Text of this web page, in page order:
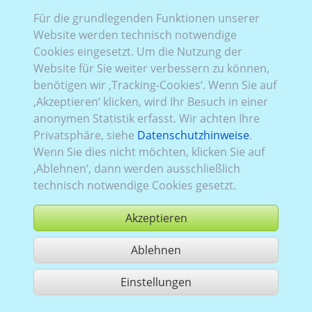
kaufen
1 Treffer teilen
Für die grundlegenden Funktionen unserer
Website werden technisch notwendige
Cookies eingesetzt. Um die Nutzung der
Website für Sie weiter verbessern zu können,
benötigen wir ‚Tracking-Cookies‘. Wenn Sie auf
‚Akzeptieren‘ klicken, wird Ihr Besuch in einer
anonymen Statistik erfasst. Wir achten Ihre
Privatsphäre, siehe Datenschutzhinweise.
Wenn Sie dies nicht möchten, klicken Sie auf
‚Ablehnen‘, dann werden ausschließlich
technisch notwendige Cookies gesetzt.
Akzeptieren
Ablehnen
Einstellungen